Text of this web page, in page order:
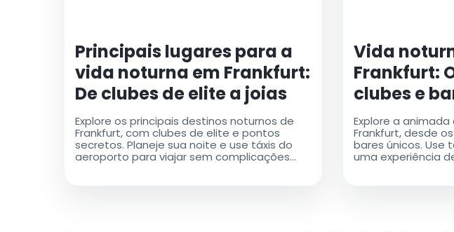
Principais lugares para a
vida noturna em Frankfurt:
De clubes de elite a joias
escondidas
Explore os principais destinos noturnos de
Frankfurt, com clubes de elite e pontos
secretos. Planeje sua noite e use táxis do
aeroporto para viajar sem complicações
Vida
Frankfurt:
clubes e
deve
Explore a
Frankfurt, desde
bares únicos. Use
uma experiência